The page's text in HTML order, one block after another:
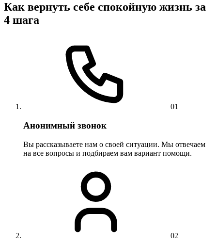
Как вернуть себе спокойную жизнь за
4 шага
01
Анонимный звонок
Вы рассказываете нам о своей ситуации. Мы отвечаем
на все вопросы и подбираем вам вариант помощи.
02